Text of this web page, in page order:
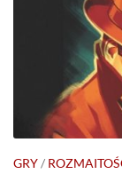
GRY/